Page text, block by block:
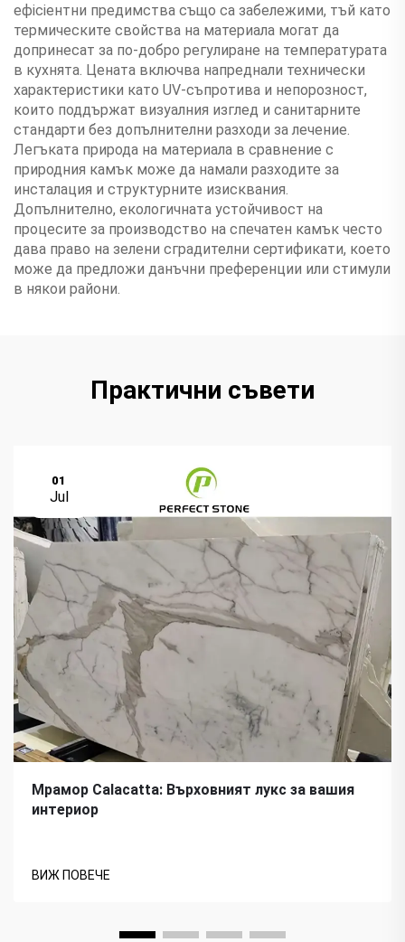
ефiciентни предимства също са забележими, тъй като
термическите свойства на материала могат да
допринесат за по-добро регулиране на температурата
в кухнята. Цената включва напреднали технически
характеристики като UV-съпротива и непорозност,
които поддържат визуалния изглед и санитарните
стандарти без допълнителни разходи за лечение.
Легъката природа на материала в сравнение с
природния камък може да намали разходите за
инсталация и структурните изисквания.
Допълнително, екологичната устойчивост на
процесите за производство на спечатен камък често
дава право на зелени сградителни сертификати, което
може да предложи данъчни преференции или стимули
в някои райони.
Практични съвети
01
Jul
Мрамор Calacatta: Върховният лукс за вашия
интериор
ВИЖ ПОВЕЧЕ